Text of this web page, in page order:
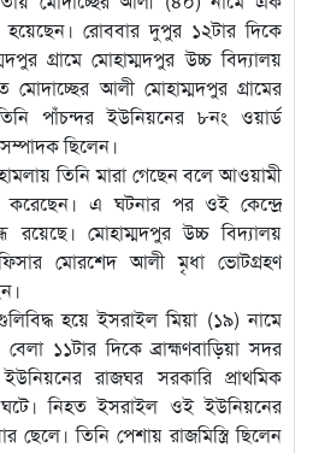
রোববার দুপুর ১২টার দিকে
গ্রামে মোহাম্মদপুর উচ্চ বিদ্যালয়
মোদাচ্ছের আলী মোহাম্মদপুর গ্রামের
পাঁচন্দর ইউনিয়নের ৮নং ওয়ার্ড
ছিলেন।
তিনি মারা গেছেন বলে আওয়ামী
করেছেন। এ ঘটনার পর ওই কেন্দ্রে
রয়েছে। মোহাম্মদপুর উচ্চ বিদ্যালয়
মোরশেদ আলী মৃধা ভোটগ্রহণ
গুলিবিদ্ধ হয়ে ইসরাইল মিয়া (১৯) নামে
১১টার দিকে ব্রাহ্মণবাড়িয়া সদর
রাজঘর সরকারি প্রাথমিক
ঘটে। নিহত ইসরাইল ওই ইউনিয়নের
ছেলে। তিনি পেশায় রাজমিস্ত্রি ছিলেন